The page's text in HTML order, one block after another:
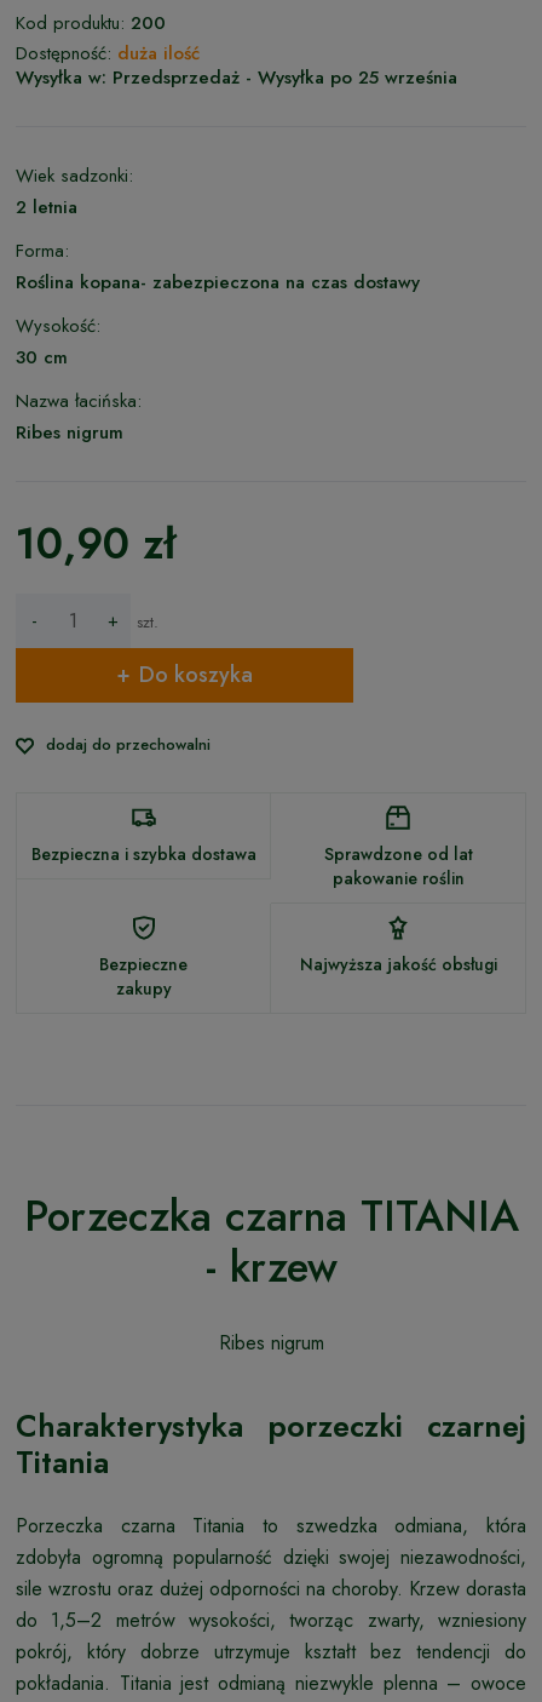
Kod produktu: 200
Dostępność: duża ilość
Wysyłka w: Przedsprzedaż - Wysyłka po 25 września
Wiek sadzonki:
2 letnia
Forma:
Roślina kopana- zabezpieczona na czas dostawy
Wysokość:
30 cm
Nazwa łacińska:
Ribes nigrum
10,90 zł
- + szt.
Do koszyka
dodaj do przechowalni
Bezpieczna i szybka dostawa
Sprawdzone od lat
pakowanie roślin
Bezpieczne
zakupy
Najwyższa jakość obsługi
Porzeczka czarna TITANIA
- krzew
Ribes nigrum
Charakterystyka porzeczki czarnej
Titania
Porzeczka czarna Titania to szwedzka odmiana, która
zdobyła ogromną popularność dzięki swojej niezawodności,
sile wzrostu oraz dużej odporności na choroby. Krzew dorasta
do 1,5–2 metrów wysokości, tworząc zwarty, wzniesiony
pokrój, który dobrze utrzymuje kształt bez tendencji do
pokładania. Titania jest odmianą niezwykle plenna – owoce